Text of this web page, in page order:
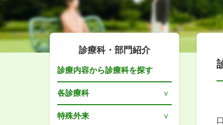
診療科・部門紹介
診療内容から診療科を探す
各診療科
特殊外来